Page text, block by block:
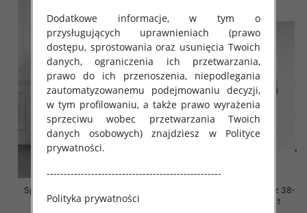
Spodnie damskie jeansy Roz L-
4XL, 1 Kolor Paczka 12 szt
Spodnie damskie jeansy Roz 38-
48, 1 Kolor Paczka 12 szt
Dodatkowe informacje, w tym o
przysługujących uprawnieniach (prawo
dostępu, sprostowania oraz usunięcia Twoich
danych, ograniczenia ich przetwarzania,
prawo do ich przenoszenia, niepodlegania
zautomatyzowanemu podejmowaniu decyzji,
w tym profilowaniu, a także prawo wyrażenia
sprzeciwu wobec przetwarzania Twoich
danych osobowych) znajdziesz w Polityce
prywatności.
---------------------------------------------------
Polityka prywatności